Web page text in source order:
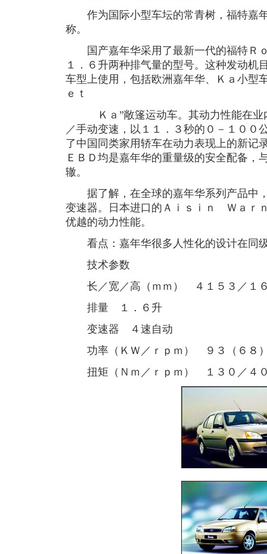
作为国际小型车坛的常青树，福特嘉
称。
国产嘉年华采用了最新一代的福特Ｒ
１．６升两种排气量的型号。这种发动机
车型上使用，包括欧洲嘉年华、Ｋａ小型
ｅｔ
Ｋａ”敞篷运动车。其动力性能在业
／手动变速，以１１．３秒的０－１００
了中国同类家用轿车在动力表现上的新记
ＥＢＤ均是嘉年华的重量级的安全配备，
辙。
据了解，在全球的嘉年华系列产品中
变速器。日本进口的Ａｉｓｉｎ Ｗａｒ
优越的动力性能。
看点：嘉年华很多人性化的设计在同
技术参数
长／宽／高（ｍｍ） ４１５３／１６
排量 １．６升
变速器 ４速自动
功率（ＫＷ／ｒｐｍ） ９３（６８
扭矩（Ｎｍ／ｒｐｍ） １３０／４